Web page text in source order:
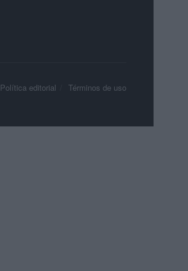
Política editorial Términos de uso